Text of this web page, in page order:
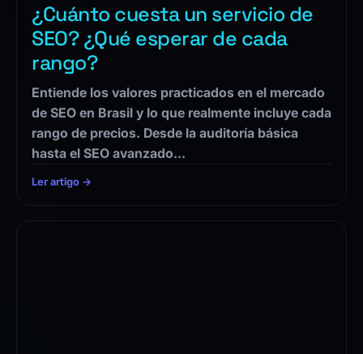
¿Cuánto cuesta un servicio de
SEO? ¿Qué esperar de cada
rango?
Entiende los valores practicados en el mercado
de SEO en Brasil y lo que realmente incluye cada
rango de precios. Desde la auditoría básica
hasta el SEO avanzado…
Ler artigo →